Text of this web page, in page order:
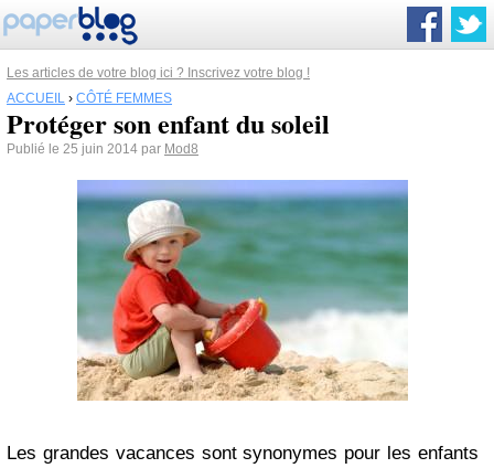
Les articles de votre blog ici ? Inscrivez votre blog !
ACCUEIL › CÔTÉ FEMMES
Protéger son enfant du soleil
Publié le 25 juin 2014 par Mod8
Les grandes vacances sont synonymes pour les enfants